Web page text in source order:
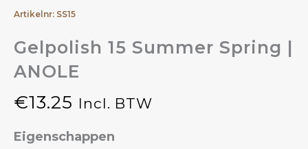
Artikelnr: SS15
Gelpolish 15 Summer Spring |
ANOLE
€13.25 Incl. BTW
Eigenschappen